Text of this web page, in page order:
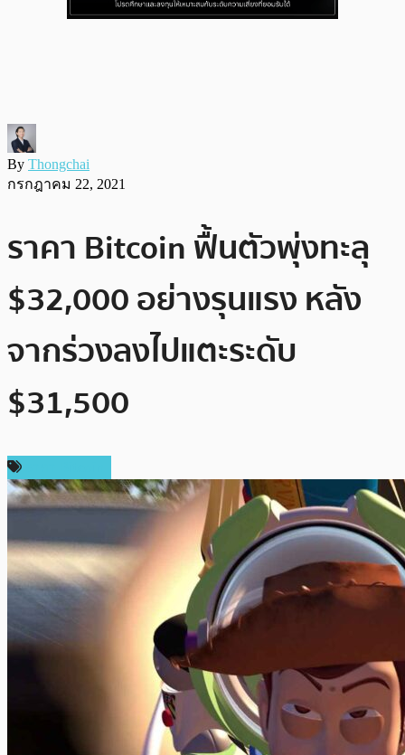
By Thongchai
กรกฎาคม 22, 2021
ราคา Bitcoin ฟื้นตัวพุ่งทะลุ
$32,000 อย่างรุนแรง หลัง
จากร่วงลงไปแตะระดับ
$31,500